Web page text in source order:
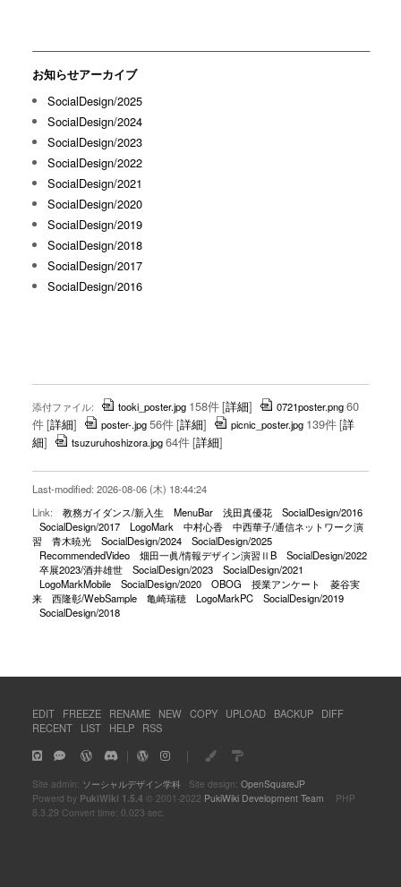
お知らせアーカイブ
SocialDesign/2025
SocialDesign/2024
SocialDesign/2023
SocialDesign/2022
SocialDesign/2021
SocialDesign/2020
SocialDesign/2019
SocialDesign/2018
SocialDesign/2017
SocialDesign/2016
添付ファイル: tooki_poster.jpg 158件[詳細] 0721poster.png60
件[詳細] poster-.jpg56件[詳細] picnic_poster.jpg 139件[詳
細] tsuzuruhoshizora.jpg64件[詳細]
Last-modified: 2026-08-06 (木) 18:44:24
Link:
教務ガイダンス/新入生 MenuBar 浅田真優花
SocialDesign/2016
SocialDesign/2017
LogoMark 中村心香
中西華子/通信ネットワーク演
習
青木暁光 SocialDesign/2024
SocialDesign/2025
RecommendedVideo
畑田一眞/情報デザイン演習ⅡB
SocialDesign/2022
卒展2023/酒井雄世
SocialDesign/2023
SocialDesign/2021
LogoMarkMobile
SocialDesign/2020 OBOG 授業アンケート
菱谷実
来
西隆彰/WebSample 亀崎瑞穂 LogoMarkPC
SocialDesign/2019
SocialDesign/2018
EDIT FREEZE RENAME NEW COPY UPLOAD BACKUP
DIFF
RECENT
LIST HELP RSS
｜ ｜
Site admin: ソーシャルデザイン学科Site design: OpenSquareJP
Powerd by PukiWiki 1.5.4 © 2001-2022 PukiWiki Development Team PHP
8.3.29 Convert time: 0.023 sec.